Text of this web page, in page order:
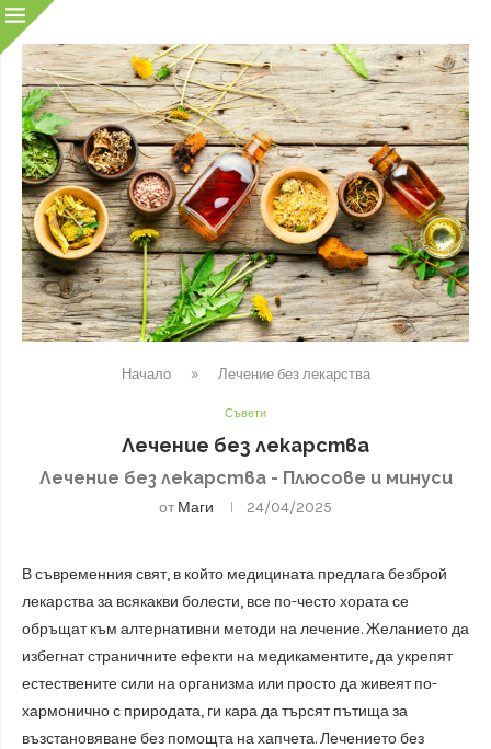
Начало » Лечение без лекарства
Съвети
Лечение без лекарства
Лечение без лекарства - Плюсове и минуси
от Маги 24/04/2025
В съвременния свят, в който медицината предлага безброй
лекарства за всякакви болести, все по-често хората се
обръщат към алтернативни методи на лечение. Желанието да
избегнат страничните ефекти на медикаментите, да укрепят
естествените сили на организма или просто да живеят по-
хармонично с природата, ги кара да търсят пътища за
възстановяване без помощта на хапчета. Лечението без